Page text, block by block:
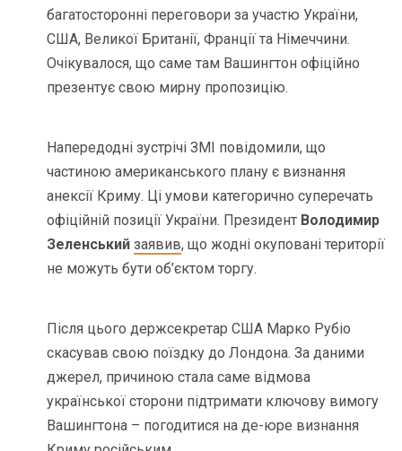
багатосторонні переговори за участю України,
США, Великої Британії, Франції та Німеччини.
Очікувалося, що саме там Вашингтон офіційно
презентує свою мирну пропозицію.
Напередодні зустрічі ЗМІ повідомили, що
частиною американського плану є визнання
анексії Криму. Ці умови категорично суперечать
офіційній позиції України. Президент Володимир
Зеленський заявив, що жодні окуповані території
не можуть бути об’єктом торгу.
Після цього держсекретар США Марко Рубіо
скасував свою поїздку до Лондона. За даними
джерел, причиною стала саме відмова
української сторони підтримати ключову вимогу
Вашингтона – погодитися на де-юре визнання